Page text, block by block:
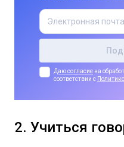
Даю согласие на
соответствии с
2. Учиться